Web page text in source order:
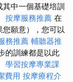
中一個基礎培訓
按摩服務推薦 在
願意），您可以
務推薦 輔聽器推
的訓練都是以此
學習按摩專業課
費用 按摩療程介